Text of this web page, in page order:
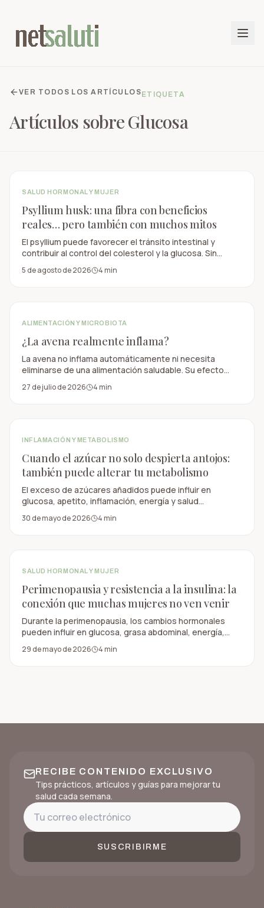
VER TODOS LOS ARTÍCULOS ETIQUETA
Artículos sobreGlucosa
SALUD HORMONAL Y MUJER
Psyllium husk: una fibra con beneficios
reales… pero también con muchos mitos
El psyllium puede favorecer el tránsito intestinal y
contribuir al control del colesterol y la glucosa. Sin
embargo, no equilibra las hormonas, no detoxifica los
estrógenos ni elimina por sí solo la grasa abdominal.
5 de agosto de 2026 4min
ALIMENTACIÓN Y MICROBIOTA
¿La avena realmente inflama?
La avena no inflama automáticamente ni necesita
eliminarse de una alimentación saludable. Su efecto
depende del producto elegido, su procesamiento, la
porción, los acompañamientos y la tolerancia individual.
27 de julio de 2026 4min
INFLAMACIÓN Y METABOLISMO
Cuando el azúcar no solo despierta antojos:
también puede alterar tu metabolismo
El exceso de azúcares añadidos puede influir en
glucosa, apetito, inflamación, energía y salud
metabólica, especialmente cuando forma parte de un
patrón diario.
30 de mayo de 2026 4min
SALUD HORMONAL Y MUJER
Perimenopausia y resistencia a la insulina: la
conexión que muchas mujeres no ven venir
Durante la perimenopausia, los cambios hormonales
pueden influir en glucosa, grasa abdominal, energía,
sueño y salud metabólica.
29 de mayo de 2026 4min
RECIBE CONTENIDO EXCLUSIVO
Tips prácticos, artículos y guías para mejorar tu
salud cada semana.
SUSCRIBIRME